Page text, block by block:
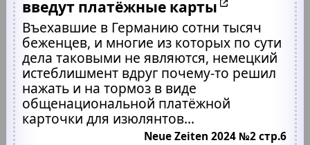
введут платёжные карты
Въехавшие в Германию сотни тысяч
беженцев, и многие из которых по сути
дела таковыми не являются, немецкий
истеблишмент вдруг почему-то решил
нажать и на тормоз в виде
общенациональной платёжной
карточки для изюлянтов...
Neue Zeiten 2024 №2 стр.6